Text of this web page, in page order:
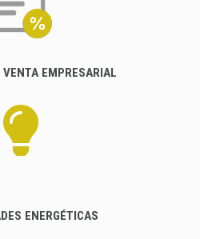
VENTA EMPRESARIAL
ENERGÉTICAS